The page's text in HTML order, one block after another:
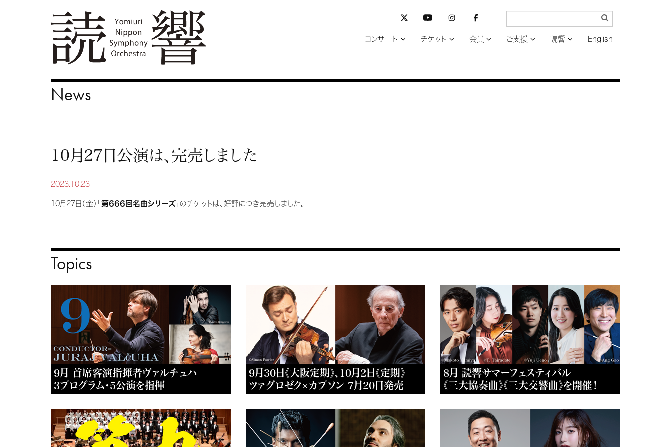
コンサート チケット 会員 ご支援 読響 English
News
10月27日公演は、完売しました
2023.10.23
10月27日（金）「 第666回名曲シリーズ 」のチケットは、好評につき完売しました。
Topics
9月 首席客演指揮者ヴァルチュハ
3プログラム・5公演を指揮
9月30日《大阪定期》、10月2日《定期》
ツァグロゼク×カプソン 7月20日発売
8月 読響サマーフェスティバル
《三大協奏曲》《三大交響曲》を開催！